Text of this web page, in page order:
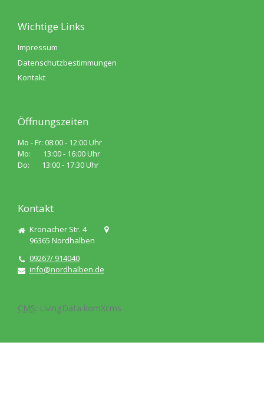
Wichtige Links
Impressum
Datenschutzbestimmungen
Kontakt
Öffnungszeiten
Mo - Fr: 08:00 - 12:00 Uhr
Mo: 13:00 - 16:00 Uhr
Do: 13:00 - 17:30 Uhr
Kontakt
Kronacher Str. 4
96365 Nordhalben
09267/ 914040
info@nordhalben.de
CMS: LivingData komXcms